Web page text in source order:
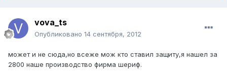
vova_ts
Опубликовано 14 сентября, 2012
может и не сюда,но всеже мож кто ставил защиту,я нашел за
2800 наше производство фирма шериф.